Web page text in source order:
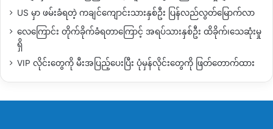
US မှာ ဖမ်းခံရတဲ့ ကချင်ကျောင်းသားနှစ်ဦး ပြန်လည်လွတ်မြောက်လာ
လေကြောင်း တိုက်ခိုက်ခံရတာကြောင့် အရပ်သားနှစ်ဦး ထိခိုက်၊သေဆုံးမှု
ရှိ
VIP လိုင်းတွေကို မီးအပြည့်ပေးပြီး ပုံမှန်လိုင်းတွေကို ဖြတ်တောက်ထား